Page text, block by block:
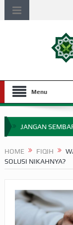
Menu
JANGAN
MIMPI YANG
SEBELUM TIBA
HAKIKAT
HOME FIQIH
SOLUSI NIKAHNYA?